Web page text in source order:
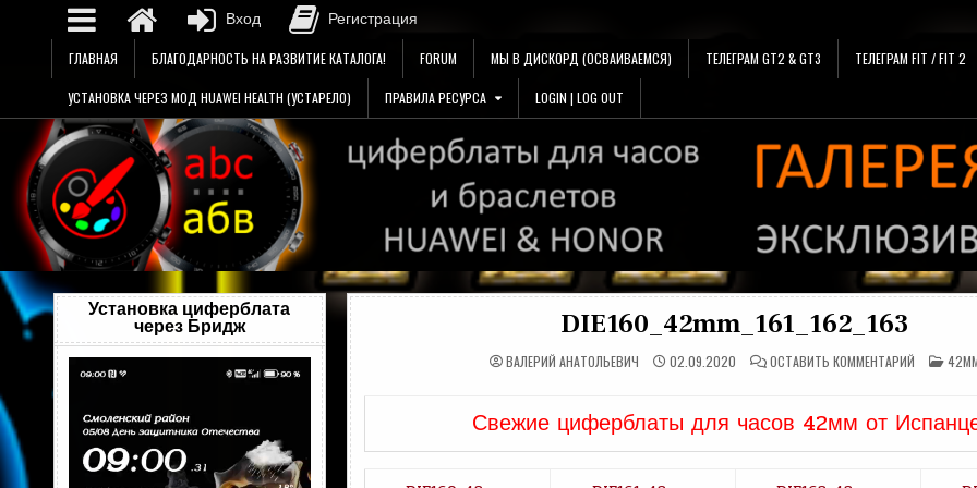
содержимому
ГЛАВНАЯ БЛАГОДАРНОСТЬ НА РАЗВИТИЕ КАТАЛОГА! FORUM МЫ В ДИСКОРД (ОСВАИВАЕМСЯ) ТЕЛЕГРАМ GT2 & GT3 ТЕЛЕГРАМ FIT / FIT 2
УСТАНОВКА ЧЕРЕЗ МОД HUAWEI HEALTH (УСТАРЕЛО) ПРАВИЛА РЕСУРСА LOGIN | LOG OUT
Установка циферблата
через Бридж
Видеоплеер
DIE160_42mm_161_162_163
ВАЛЕРИЙ АНАТОЛЬЕВИЧ 02.09.2020 ОСТАВИТЬ КОММЕНТАРИЙНА
В
Свежие циферблаты для часов 42мм от
Вход Регистрация